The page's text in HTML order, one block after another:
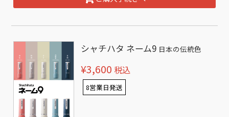
シャチハタ ネーム9 日本の伝統色
¥3,600 税込
8営業日発送